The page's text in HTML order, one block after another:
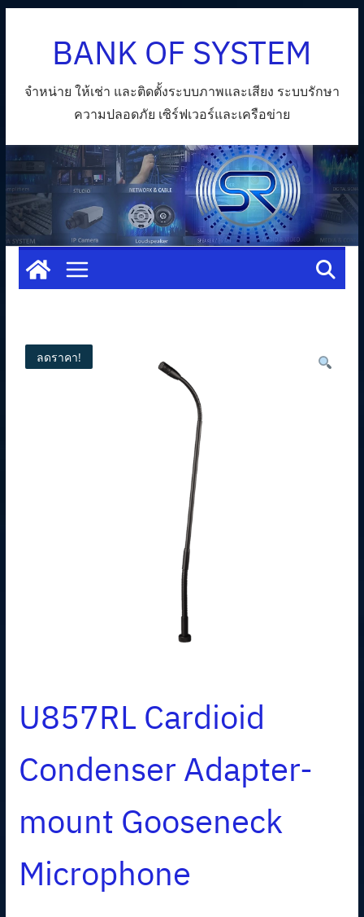
BANK OF SYSTEM
จำหน่าย ให้เช่า และติดตั้งระบบภาพและเสียง ระบบรักษา
ความปลอดภัย เซิร์ฟเวอร์และเครือข่าย
ลดราคา!
U857RL Cardioid
Condenser Adapter-
mount Gooseneck
Microphone